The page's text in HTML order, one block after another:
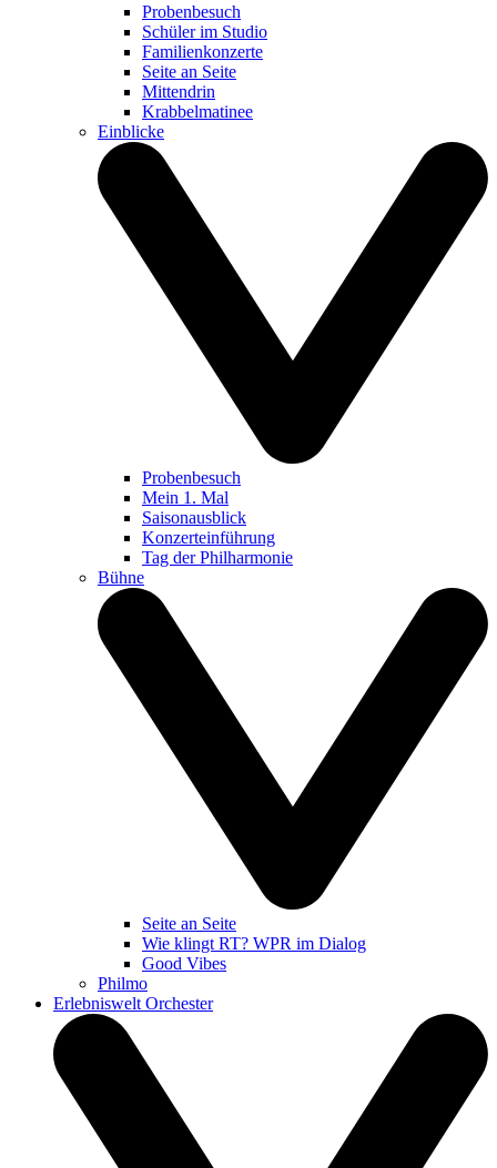
Probenbesuch
Schüler im Studio
Familienkonzerte
Seite an Seite
Mittendrin
Krabbelmatinee
Einblicke
Probenbesuch
Mein 1. Mal
Saisonausblick
Konzerteinführung
Tag der Philharmonie
Bühne
Seite an Seite
Wie klingt RT? WPR im Dialog
Good Vibes
Philmo
Erlebniswelt Orchester